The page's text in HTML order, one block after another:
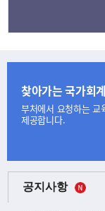
공지사항
찾아가는 국가회
부처에서 요청하는 교
제공합니다.